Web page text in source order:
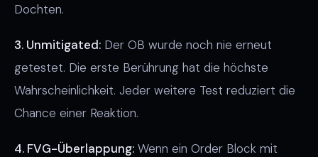
Dochten.
3. Unmitigated: Der OB wurde noch nie erneut
getestet. Die erste Berührung hat die höchste
Wahrscheinlichkeit. Jeder weitere Test reduziert die
Chance einer Reaktion.
4. FVG-Überlappung: Wenn ein Order Block mit